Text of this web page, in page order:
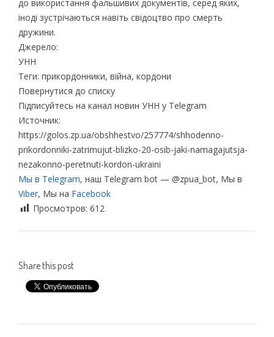
до використання фальшивих документів, серед яких,
іноді зустрічаються навіть свідоцтво про смерть
дружини.
Джерело:
УНН
Теги: прикордонники, війна, кордони
Повернутися до списку
Підписуйтесь на канал новин УНН у Telegram
Источник:
https://golos.zp.ua/obshhestvo/257774/shhodenno-
prikordonniki-zatrimujut-blizko-20-osib-jaki-namagajutsja-
nezakonno-peretnuti-kordon-ukraini
Мы в Telegram, наш Telegram bot — @zpua_bot, Мы в
Viber, Мы на Facebook
Просмотров: 612
Share this post